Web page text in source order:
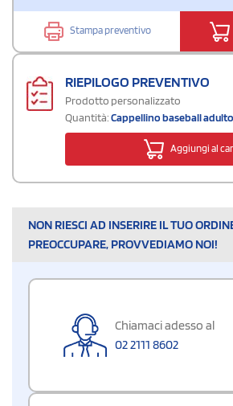
Stampa preventivo
RIEPILOGO PREVENTIVO
Prodotto personalizzato
Quantità:Cappellino baseball
Aggiungi al
NON RIESCI AD INSERIRE IL TUO
PREOCCUPARE, PROVVEDIAMO NOI!
Chiamaci adesso al
02 2111 8602